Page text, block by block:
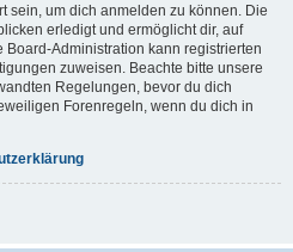
sein, um dich anmelden zu können. Die
erledigt und ermöglicht dir, auf
Administration kann registrierten
zuweisen. Beachte bitte unsere
Regelungen, bevor du dich
Forenregeln, wenn du dich in